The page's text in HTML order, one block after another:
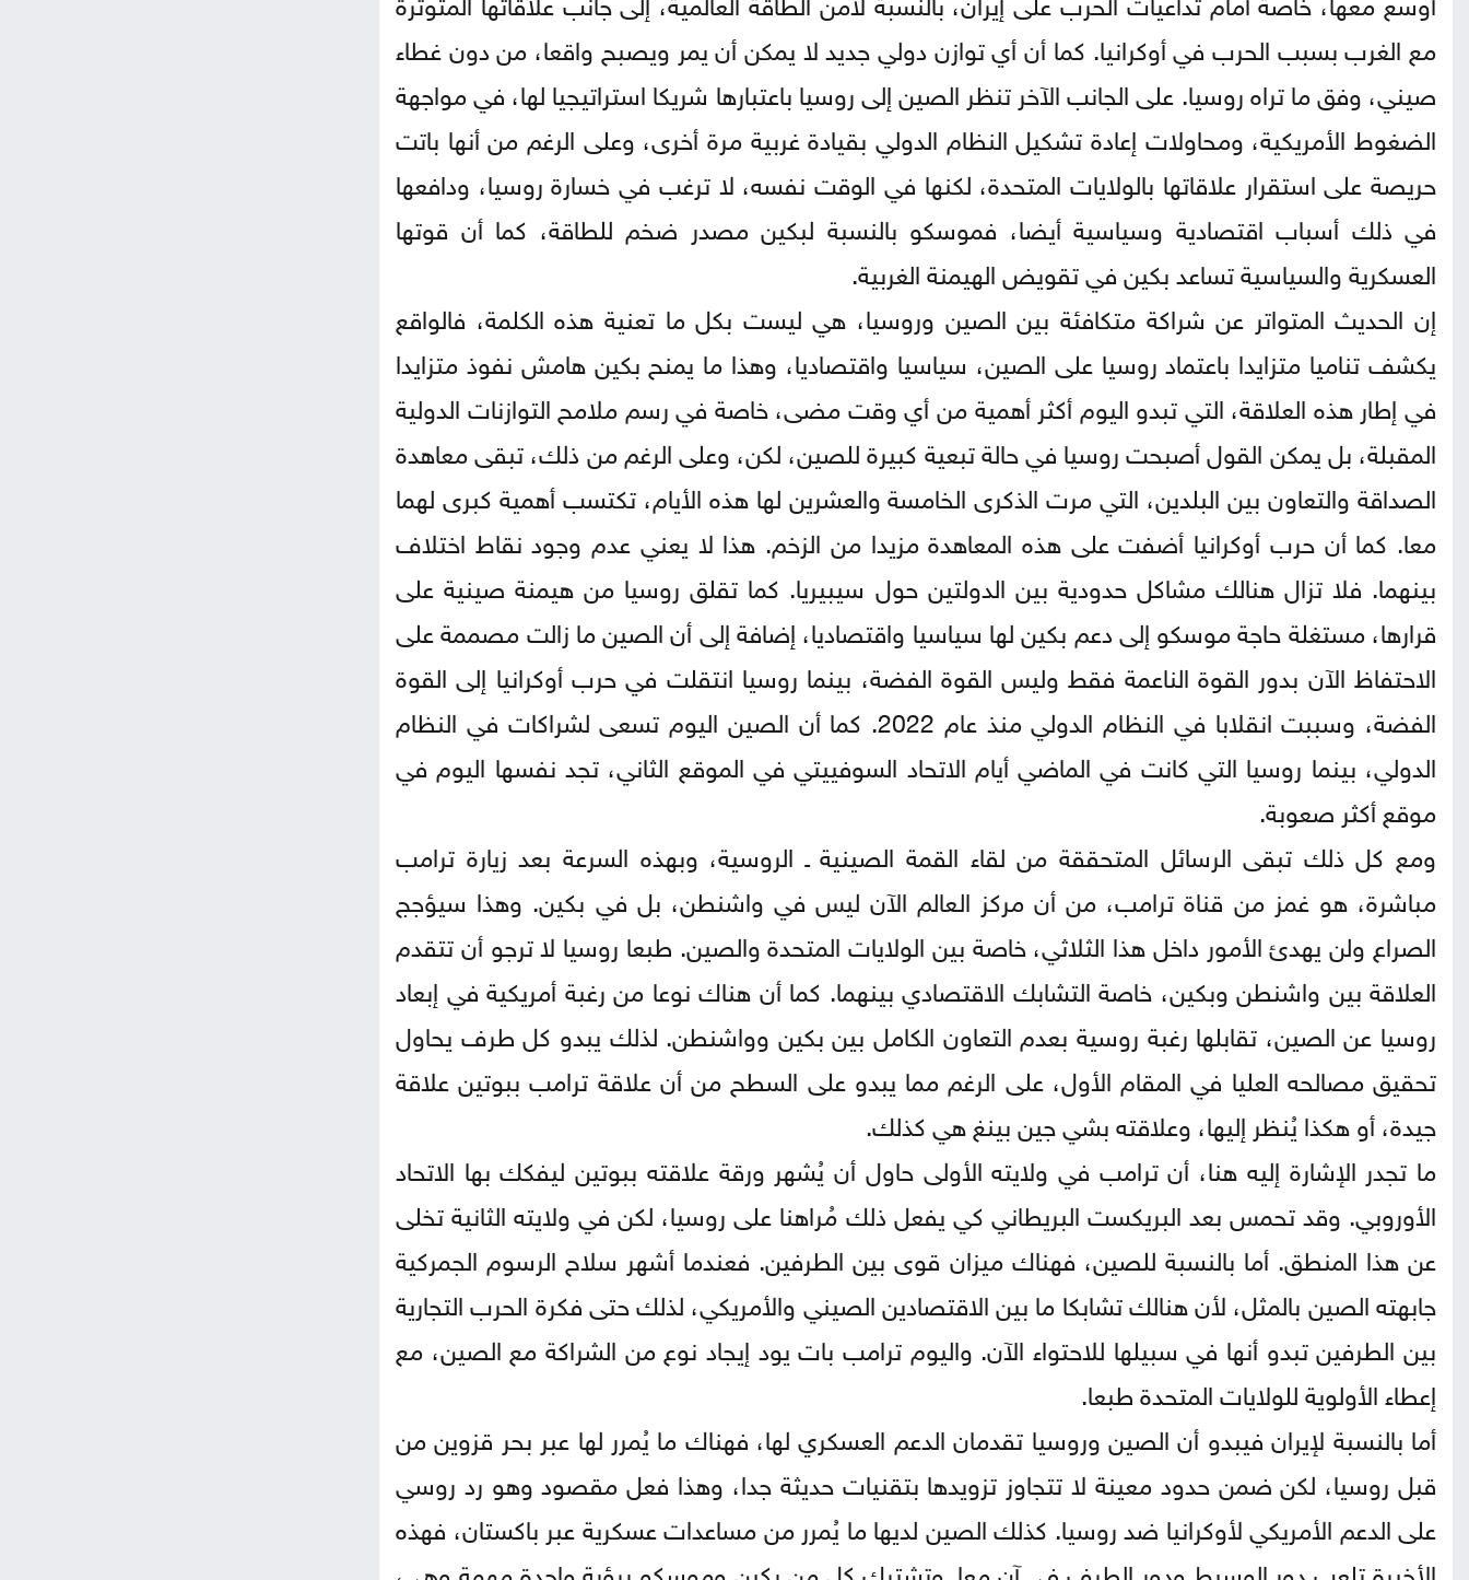
مع الغرب بسبب الحرب في أوكرانيا. كما أن أي توازن دولي جديد لا يمكن أن يمر ويصبح واقعا، من دون غطاء
صيني، وفق ما تراه روسيا. على الجانب الآخر تنظر الصين إلى روسيا باعتبارها شريكا استراتيجيا لها، في مواجهة
الضغوط الأمريكية، ومحاولات إعادة تشكيل النظام الدولي بقيادة غربية مرة أخرى، وعلى الرغم من أنها باتت
حريصة على استقرار علاقاتها بالولايات المتحدة، لكنها في الوقت نفسه، لا ترغب في خسارة روسيا، ودافعها
في ذلك أسباب اقتصادية وسياسية أيضا، فموسكو بالنسبة لبكين مصدر ضخم للطاقة، كما أن قوتها
العسكرية والسياسية تساعد بكين في تقويض الهيمنة الغربية.
إن الحديث المتواتر عن شراكة متكافئة بين الصين وروسيا، هي ليست بكل ما تعنية هذه الكلمة، فالواقع
يكشف تناميا متزايدا باعتماد روسيا على الصين، سياسيا واقتصاديا، وهذا ما يمنح بكين هامش نفوذ متزايدا
في إطار هذه العلاقة، التي تبدو اليوم أكثر أهمية من أي وقت مضى، خاصة في رسم ملامح التوازنات الدولية
المقبلة، بل يمكن القول أصبحت روسيا في حالة تبعية كبيرة للصين، لكن، وعلى الرغم من ذلك، تبقى معاهدة
الصداقة والتعاون بين البلدين، التي مرت الذكرى الخامسة والعشرين لها هذه الأيام، تكتسب أهمية كبرى لهما
معا. كما أن حرب أوكرانيا أضفت على هذه المعاهدة مزيدا من الزخم. هذا لا يعني عدم وجود نقاط اختلاف
بينهما. فلا تزال هنالك مشاكل حدودية بين الدولتين حول سيبيريا. كما تقلق روسيا من هيمنة صينية على
قرارها، مستغلة حاجة موسكو إلى دعم بكين لها سياسيا واقتصاديا، إضافة إلى أن الصين ما زالت مصممة على
الاحتفاظ الآن بدور القوة الناعمة فقط وليس القوة الفضة، بينما روسيا انتقلت في حرب أوكرانيا إلى القوة
الفضة، وسببت انقلابا في النظام الدولي منذ عام 2022. كما أن الصين اليوم تسعى لشراكات في النظام
الدولي، بينما روسيا التي كانت في الماضي أيام الاتحاد السوفييتي في الموقع الثاني، تجد نفسها اليوم في
موقع أكثر صعوبة.
ومع كل ذلك تبقى الرسائل المتحققة من لقاء القمة الصينية ـ الروسية، وبهذه السرعة بعد زيارة ترامب
مباشرة، هو غمز من قناة ترامب، من أن مركز العالم الآن ليس في واشنطن، بل في بكين. وهذا سيؤجج
الصراع ولن يهدئ الأمور داخل هذا الثلاثي، خاصة بين الولايات المتحدة والصين. طبعا روسيا لا ترجو أن تتقدم
العلاقة بين واشنطن وبكين، خاصة التشابك الاقتصادي بينهما. كما أن هناك نوعا من رغبة أمريكية في إبعاد
روسيا عن الصين، تقابلها رغبة روسية بعدم التعاون الكامل بين بكين وواشنطن. لذلك يبدو كل طرف يحاول
تحقيق مصالحه العليا في المقام الأول، على الرغم مما يبدو على السطح من أن علاقة ترامب ببوتين علاقة
جيدة، أو هكذا يُنظر إليها، وعلاقته بشي جين بينغ هي كذلك.
ما تجدر الإشارة إليه هنا، أن ترامب في ولايته الأولى حاول أن يُشهر ورقة علاقته ببوتين ليفكك بها الاتحاد
الأوروبي. وقد تحمس بعد البريكست البريطاني كي يفعل ذلك مُراهنا على روسيا، لكن في ولايته الثانية تخلى
عن هذا المنطق. أما بالنسبة للصين، فهناك ميزان قوى بين الطرفين. فعندما أشهر سلاح الرسوم الجمركية
جابهته الصين بالمثل، لأن هنالك تشابكا ما بين الاقتصادين الصيني والأمريكي، لذلك حتى فكرة الحرب التجارية
بين الطرفين تبدو أنها في سبيلها للاحتواء الآن. واليوم ترامب بات يود إيجاد نوع من الشراكة مع الصين، مع
إعطاء الأولوية للولايات المتحدة طبعا.
أما بالنسبة لإيران فيبدو أن الصين وروسيا تقدمان الدعم العسكري لها، فهناك ما يُمرر لها عبر بحر قزوين من
قبل روسيا، لكن ضمن حدود معينة لا تتجاوز تزويدها بتقنيات حديثة جدا، وهذا فعل مقصود وهو رد روسي
على الدعم الأمريكي لأوكرانيا ضد روسيا. كذلك الصين لديها ما يُمرر من مساعدات عسكرية عبر باكستان، فهذه
الأخيرة تلعب دور الوسيط ودور الطرف في آن معا. وتشترك كل من بكين وموسكو برؤية واحدة مهمة وهي،